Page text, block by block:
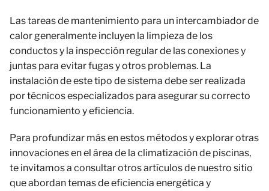
Las tareas de mantenimiento para un intercambiador de
calor generalmente incluyen la limpieza de los
conductos y la inspección regular de las conexiones y
juntas para evitar fugas y otros problemas. La
instalación de este tipo de sistema debe ser realizada
por técnicos especializados para asegurar su correcto
funcionamiento y eficiencia.
Para profundizar más en estos métodos y explorar otras
innovaciones en el área de la climatización de piscinas,
te invitamos a consultar otros artículos de nuestro sitio
que abordan temas de eficiencia energética y